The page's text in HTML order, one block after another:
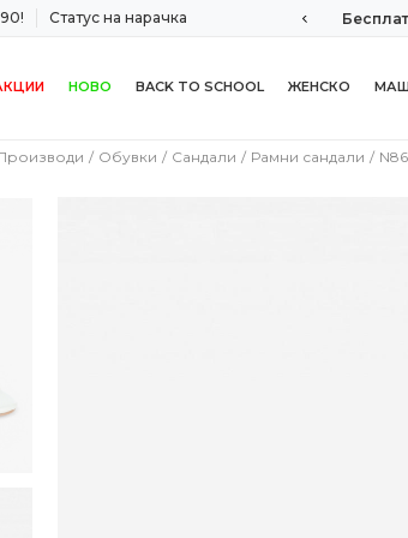
Статус на нарачка
со платежна картичка!
НОВО BACK TO SCHOOL ЖЕНСКО
Обувки Сандали Рамни сандали